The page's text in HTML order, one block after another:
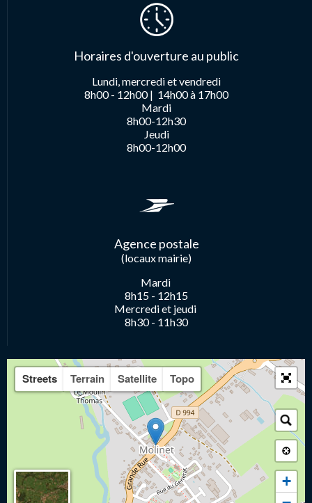
Horaires d'ouverture au public
Lundi, mercredi et vendredi
8h00 - 12h00 | 14h00 à 17h00
Mardi
8h00-12h30
Jeudi
8h00-12h00
Agence postale
(locaux mairie)
Mardi
8h15 - 12h15
Mercredi et jeudi
8h30 - 11h30
Streets Terrain Satellite Topo
+